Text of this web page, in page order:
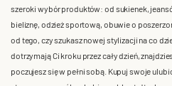
szeroki wybór produktów: od sukienek,
bieliznę, odzież sportową, obuwie o
od tego, czy szukasz nowej stylizacji na co
dotrzymają Ci kroku przez cały dzień,
poczujesz się w pełni sobą. Kupuj swoje